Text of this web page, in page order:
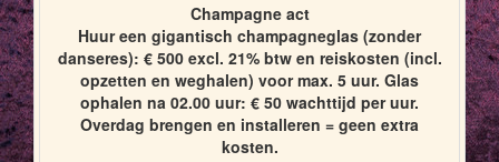
Champagne act
Huur een gigantisch champagneglas (zonder
danseres): € 500 excl. 21% btw en reiskosten (incl.
opzetten en weghalen) voor max. 5 uur. Glas
ophalen na 02.00 uur: € 50 wachttijd per uur.
Overdag brengen en installeren = geen extra
kosten.